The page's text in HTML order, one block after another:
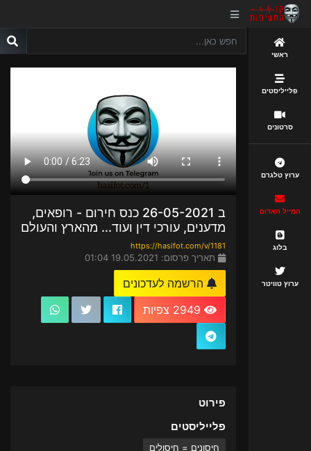
ראשי
פלייליסטים
סרטונים
ערוץ טלגרם
המייל האדום
בלוג
ערוץ טוויטר
ב 26-05-2021 כנס חירום - רופאים,
מדענים, עורכי דין ועוד... מהארץ והעולם
https://hasifot.com/v/1181
תאריך פרסום: 19.05.2021 01:04
הרשמה לעדכונים
פירוט
פלייליסטים
חיסונים = חיסולים